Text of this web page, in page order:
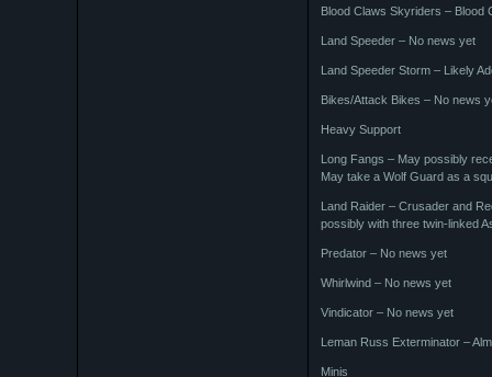
Blood Claws Skyriders – Blood
Land Speeder – No news yet
Land Speeder Storm – Likely
Bikes/Attack Bikes – No news
Heavy Support
Long Fangs – May possibly
May take a Wolf Guard as a
Land Raider – Crusader and
possibly with three twin-linked
Predator – No news yet
Whirlwind – No news yet
Vindicator – No news yet
Leman Russ Exterminator –
Minis